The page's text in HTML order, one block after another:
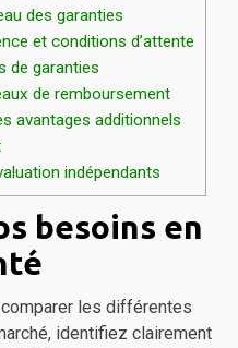
des garanties
et conditions d’attente
de garanties
de remboursement
avantages additionnels
indépendants
besoins en
les différentes
identifiez clairement